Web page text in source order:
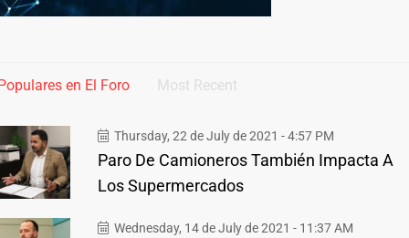
en El Foro Most Recent
Thursday, 22 de July de 2021 - 4:57 PM
Paro De Camioneros También Impacta A
Los Supermercados
Wednesday, 14 de July de 2021 - 11:37 AM